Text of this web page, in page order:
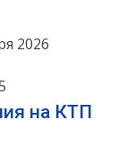
2026
на КТП